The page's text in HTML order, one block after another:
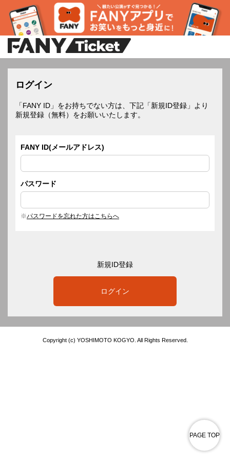
ログイン
「FANY ID」をお持ちでない方は、下記「新規ID登録」より
新規登録（無料）をお願いいたします。
FANY ID(メールアドレス)
パスワード
パスワードを忘れた方はこちらへ
ログイン
新規ID登録
Copyright (c) YOSHIMOTO KOGYO. All Rights Reserved.
PAGE TOP